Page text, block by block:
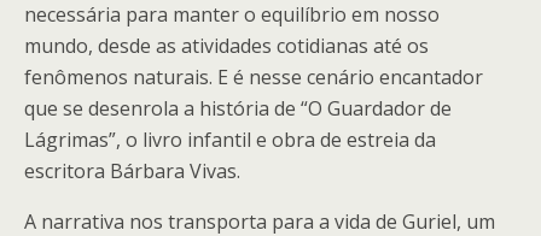
necessária para manter o equilíbrio em nosso
mundo, desde as atividades cotidianas até os
fenômenos naturais. E é nesse cenário encantador
que se desenrola a história de “O Guardador de
Lágrimas”, o livro infantil e obra de estreia da
escritora Bárbara Vivas.
A narrativa nos transporta para a vida de Guriel, um